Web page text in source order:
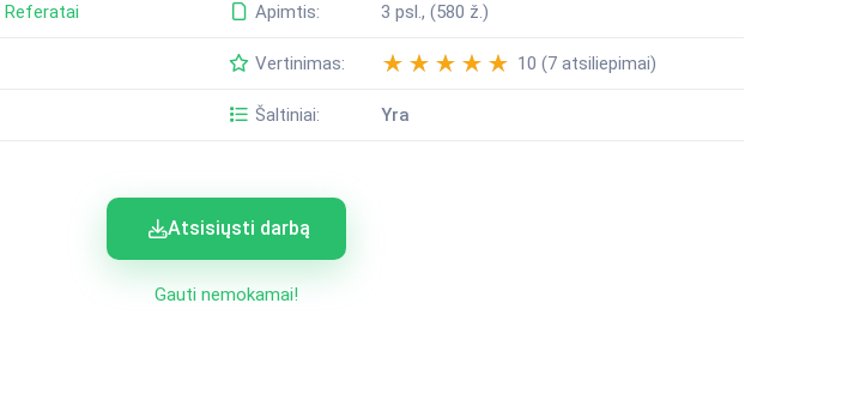
Referatai Apimtis: 3 psl., (580 ž.)
Vertinimas: 10 (7 atsiliepimai)
Šaltiniai: Yra
Atsisiųsti darbą
Gauti nemokamai!